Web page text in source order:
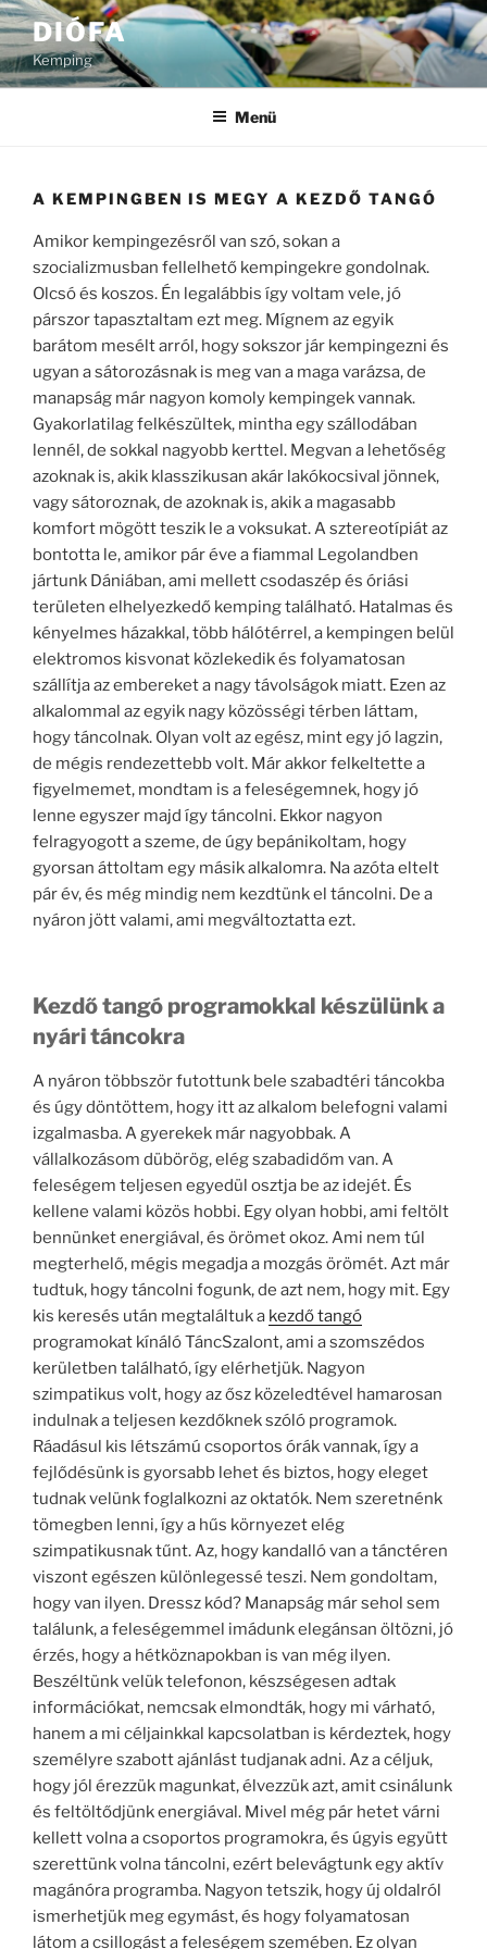
Tartalomhoz
DIÓFA
Kemping
Menü
A KEMPINGBEN IS MEGY A KEZDŐ TANGÓ
Amikor kempingezésről van szó, sokan a
szocializmusban fellelhető kempingekre gondolnak.
Olcsó és koszos. Én legalábbis így voltam vele, jó
párszor tapasztaltam ezt meg. Mígnem az egyik
barátom mesélt arról, hogy sokszor jár kempingezni és
ugyan a sátorozásnak is meg van a maga varázsa, de
manapság már nagyon komoly kempingek vannak.
Gyakorlatilag felkészültek, mintha egy szállodában
lennél, de sokkal nagyobb kerttel. Megvan a lehetőség
azoknak is, akik klasszikusan akár lakókocsival jönnek,
vagy sátoroznak, de azoknak is, akik a magasabb
komfort mögött teszik le a voksukat. A sztereotípiát az
bontotta le, amikor pár éve a fiammal Legolandben
jártunk Dániában, ami mellett csodaszép és óriási
területen elhelyezkedő kemping található. Hatalmas és
kényelmes házakkal, több hálótérrel, a kempingen belül
elektromos kisvonat közlekedik és folyamatosan
szállítja az embereket a nagy távolságok miatt. Ezen az
alkalommal az egyik nagy közösségi térben láttam,
hogy táncolnak. Olyan volt az egész, mint egy jó lagzin,
de mégis rendezettebb volt. Már akkor felkeltette a
figyelmemet, mondtam is a feleségemnek, hogy jó
lenne egyszer majd így táncolni. Ekkor nagyon
felragyogott a szeme, de úgy bepánikoltam, hogy
gyorsan áttoltam egy másik alkalomra. Na azóta eltelt
pár év, és még mindig nem kezdtünk el táncolni. De a
nyáron jött valami, ami megváltoztatta ezt.
Kezdő tangó programokkal készülünk a
nyári táncokra
A nyáron többször futottunk bele szabadtéri táncokba
és úgy döntöttem, hogy itt az alkalom belefogni valami
izgalmasba. A gyerekek már nagyobbak. A
vállalkozásom dübörög, elég szabadidőm van. A
feleségem teljesen egyedül osztja be az idejét. És
kellene valami közös hobbi. Egy olyan hobbi, ami feltölt
bennünket energiával, és örömet okoz. Ami nem túl
megterhelő, mégis megadja a mozgás örömét. Azt már
tudtuk, hogy táncolni fogunk, de azt nem, hogy mit. Egy
kis keresés után megtaláltuk a kezdő tangó
programokat kínáló TáncSzalont, ami a szomszédos
kerületben található, így elérhetjük. Nagyon
szimpatikus volt, hogy az ősz közeledtével hamarosan
indulnak a teljesen kezdőknek szóló programok.
Ráadásul kis létszámú csoportos órák vannak, így a
fejlődésünk is gyorsabb lehet és biztos, hogy eleget
tudnak velünk foglalkozni az oktatók. Nem szeretnénk
tömegben lenni, így a hűs környezet elég
szimpatikusnak tűnt. Az, hogy kandalló van a tánctéren
viszont egészen különlegessé teszi. Nem gondoltam,
hogy van ilyen. Dressz kód? Manapság már sehol sem
találunk, a feleségemmel imádunk elegánsan öltözni, jó
érzés, hogy a hétköznapokban is van még ilyen.
Beszéltünk velük telefonon, készségesen adtak
információkat, nemcsak elmondták, hogy mi várható,
hanem a mi céljainkkal kapcsolatban is kérdeztek, hogy
személyre szabott ajánlást tudjanak adni. Az a céljuk,
hogy jól érezzük magunkat, élvezzük azt, amit csinálunk
és feltöltődjünk energiával. Mivel még pár hetet várni
kellett volna a csoportos programokra, és úgyis együtt
szerettünk volna táncolni, ezért belevágtunk egy aktív
magánóra programba. Nagyon tetszik, hogy új oldalról
ismerhetjük meg egymást, és hogy folyamatosan
látom a csillogást a feleségem szemében. Ez olyan